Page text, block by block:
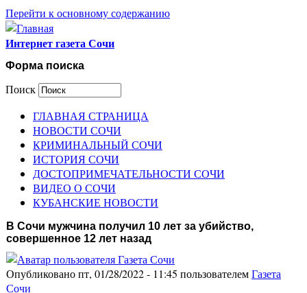
Перейти к основному содержанию
Интернет газета Сочи
Форма поиска
Поиск
ГЛАВНАЯ СТРАНИЦА
НОВОСТИ СОЧИ
КРИМИНАЛЬНЫЙ СОЧИ
ИСТОРИЯ СОЧИ
ДОСТОПРИМЕЧАТЕЛЬНОСТИ СОЧИ
ВИДЕО О СОЧИ
КУБАНСКИЕ НОВОСТИ
В Сочи мужчина получил 10 лет за убийство,
совершенное 12 лет назад
Опубликовано пт, 01/28/2022 - 11:45 пользователемГазета
Сочи